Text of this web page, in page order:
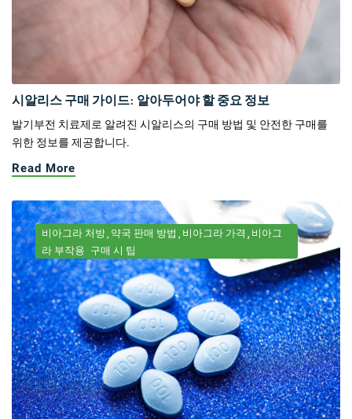
시알리스 구매 가이드: 알아두어야 할 중요 정보
발기부전 치료제로 알려진 시알리스의 구매 방법 및 안전한 구매를
위한 정보를 제공합니다.
Read More
비아그라 처방 약국 판매 방법 비아그라 가격
비아그
라 부작용 구매 시 팁